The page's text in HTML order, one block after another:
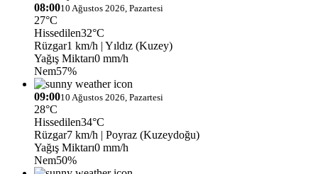
08:0010 Ağustos 2026, Pazartesi
27°C
Hissedilen32°C
Rüzgar1 km/h | Yıldız (Kuzey)
Yağış Miktarı0 mm/h
Nem57%
09:0010 Ağustos 2026, Pazartesi
28°C
Hissedilen34°C
Rüzgar7 km/h | Poyraz (Kuzeydoğu)
Yağış Miktarı0 mm/h
Nem50%